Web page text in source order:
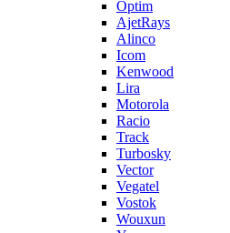
Optim
AjetRays
Alinco
Icom
Kenwood
Lira
Motorola
Racio
Track
Turbosky
Vector
Vegatel
Vostok
Wouxun